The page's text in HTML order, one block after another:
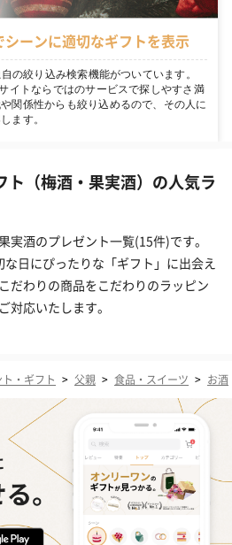
ーンに適切なギフトを表示
の絞り込み検索機能がついています。
イトならではのサービスで探しやすさ満
関係性からも絞り込めるので、その人に
ます。
ト（梅酒・果実酒）の人気ラ
実酒のプレゼント一覧(15件)です。
な日にぴったりな「ギフト」に出会え
だわりの商品をこだわりのラッピン
対応いたします。
・ギフト > 父親 > 食品・スイーツ > お酒